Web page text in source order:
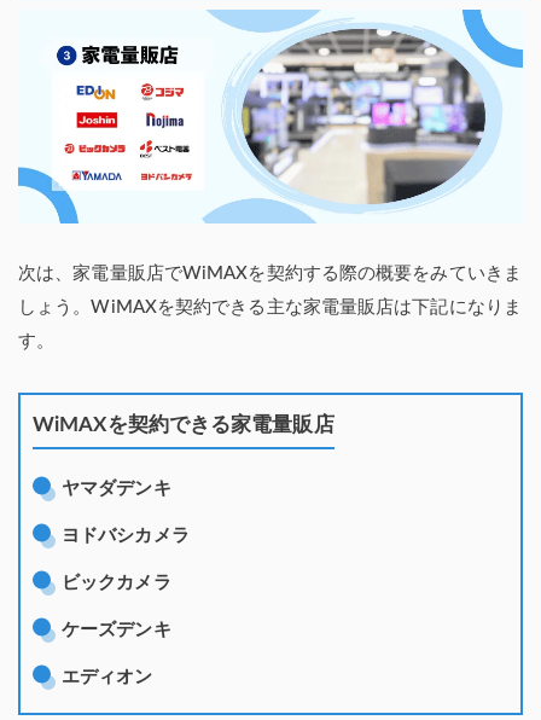
次は、家電量販店でWiMAXを契約する際の概要をみていきま
しょう。WiMAXを契約できる主な家電量販店は下記になりま
す。
WiMAXを契約できる家電量販店
ヤマダデンキ
ヨドバシカメラ
ビックカメラ
ケーズデンキ
エディオン